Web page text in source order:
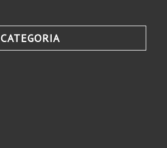
CATEGORIA